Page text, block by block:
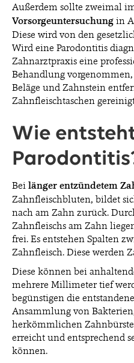
Außerdem sollte zweimal
Vorsorgeuntersuchung in
Diese wird von den
Wird eine Parodontitis
Zahnarztpraxis eine
Behandlung
Beläge und Zahnstein
Zahnfleischtaschen
Wie
Bei länger entzündetem
Zahnfleischbluten, bildet
nach am Zahn zurück.
Zahnfleischs am Zahn
frei. Es entstehen Spalten
Zahnfleisch. Diese werden
Diese können bei
mehrere Millimeter tief
begünstigen die
Ansammlung von
herkömmlichen
erreicht und entsprechend
können.